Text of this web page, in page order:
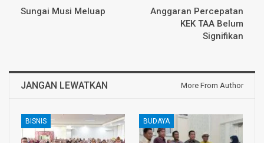
Sungai Musi Meluap
Anggaran Percepatan
KEK TAA Belum
Signifikan
JANGAN LEWATKAN More From Author
BISNIS BUDAYA